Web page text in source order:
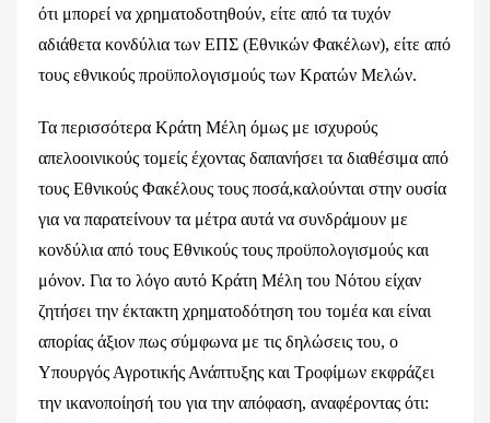
ότι μπορεί να χρηματοδοτηθούν, είτε από τα τυχόν
αδιάθετα κονδύλια των ΕΠΣ (Εθνικών Φακέλων), είτε από
τους εθνικούς προϋπολογισμούς των Κρατών Μελών.
Τα περισσότερα Κράτη Μέλη όμως με ισχυρούς
απελοοινικούς τομείς έχοντας δαπανήσει τα διαθέσιμα από
τους Εθνικούς Φακέλους τους ποσά,καλούνται στην ουσία
για να παρατείνουν τα μέτρα αυτά να συνδράμουν με
κονδύλια από τους Εθνικούς τους προϋπολογισμούς και
μόνον. Για το λόγο αυτό Κράτη Μέλη του Νότου είχαν
ζητήσει την έκτακτη χρηματοδότηση του τομέα και είναι
απορίας άξιον πως σύμφωνα με τις δηλώσεις του, ο
Υπουργός Αγροτικής Ανάπτυξης και Τροφίμων εκφράζει
την ικανοποίησή του για την απόφαση, αναφέροντας ότι: